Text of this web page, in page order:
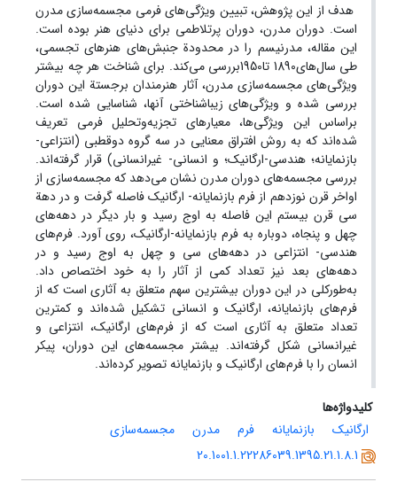
هدف از این پژوهش، تبیین ویژگی‌های فرمی مجسمه‌سازی مدرن
است. دوران مدرن، دوران پرتلاطمی برای دنیای هنر بوده است.
این مقاله، مدرنیسم را در محدودة جنبش‌های هنرهای تجسمی،
طی سال‌های1890 تا1950بررسی می‌کند. برای شناخت هر چه بیشتر
ویژگی‌های مجسمه‌سازی مدرن، آثار هنرمندان برجستة این دوران
بررسی شده و ویژگی‌های زیباشناختی آنها، شناسایی شده است.
براساس این ویژگی‌ها، معیارهای تجزیه‌وتحلیل فرمی تعریف
شده‌اند که به روش افتراق معنایی در سه گروه دوقطبی (انتزاعی-
بازنمایانه؛ هندسی-ارگانیک؛ و انسانی- غیرانسانی) قرار گرفته‌اند.
بررسی مجسمه‌های دوران مدرن نشان می‌دهد که مجسمه‌سازی از
اواخر قرن نوزدهم از فرم بازنمایانه- ارگانیک فاصله گرفت و در دهة
سی قرن بیستم این فاصله به اوج رسید و بار دیگر در دهه‌های
چهل و پنجاه، دوباره به فرم بازنمایانه-ارگانیک، روی ‌آورد. فرم‌های
هندسی- انتزاعی در دهه‌های سی و چهل به اوج رسید و در
دهه‌های بعد نیز تعداد کمی از آثار را به خود اختصاص داد.
به‌طورکلی در این دوران بیشترین سهم متعلق به آثاری است که از
فرم‌های بازنمایانه، ارگانیک و انسانی تشکیل شده‌اند و کمترین
تعداد متعلق به آثاری است که از فرم‌های ارگانیک، انتزاعی و
غیرانسانی شکل گرفته‌اند. بیشتر مجسمه‌های این دوران، پیکر
انسان را با فرم‌های ارگانیک و بازنمایانه تصویر کرده‌اند.
کلیدواژه‌ها
ارگانیک
بازنمایانه فرم مدرن
مجسمه‌سازی
20.1001.1.22286039.1395.21.1.8.1